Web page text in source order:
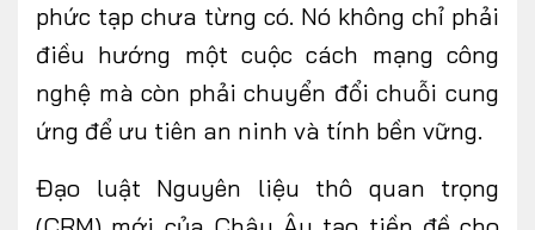
phức tạp chưa từng có. Nó không chỉ phải
điều hướng một cuộc cách mạng công
nghệ mà còn phải chuyển đổi chuỗi cung
ứng để ưu tiên an ninh và tính bền vững.
Đạo luật Nguyên liệu thô quan trọng